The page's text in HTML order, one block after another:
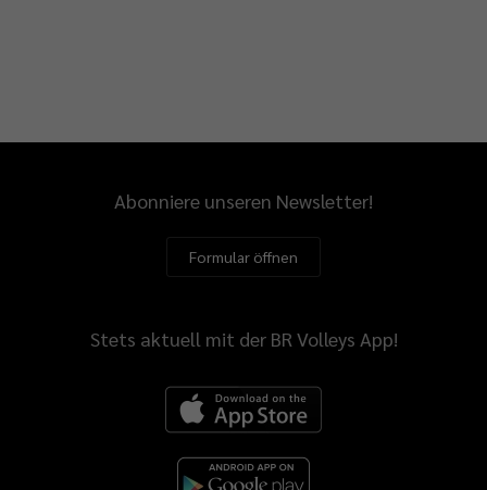
Abonniere unseren Newsletter!
Formular öffnen
Stets aktuell mit der BR Volleys App!